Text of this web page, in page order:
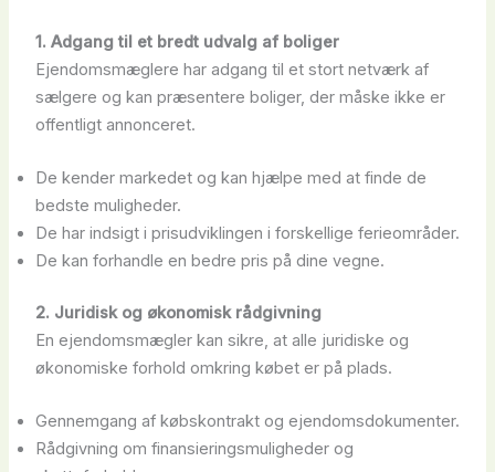
1. Adgang til et bredt udvalg af boliger
Ejendomsmæglere har adgang til et stort netværk af
sælgere og kan præsentere boliger, der måske ikke er
offentligt annonceret.
De kender markedet og kan hjælpe med at finde de
bedste muligheder.
De har indsigt i prisudviklingen i forskellige ferieområder.
De kan forhandle en bedre pris på dine vegne.
2. Juridisk og økonomisk rådgivning
En ejendomsmægler kan sikre, at alle juridiske og
økonomiske forhold omkring købet er på plads.
Gennemgang af købskontrakt og ejendomsdokumenter.
Rådgivning om finansieringsmuligheder og